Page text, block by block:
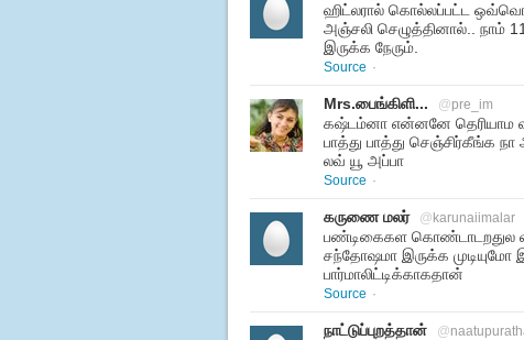
ஹிட்லரால் கொல்லப்பட்ட
அஞ்சலி செழுத்தினால்..
இருக்க நேரும்.
Source ·
Mrs.பைங்கிளி... @pre_im
கஷ்டம்னா என்னனே தெரியாம
பாத்து பாத்து செஞ்சிர்கீங்க
லவ் யூ அப்பா
Source ·
கருணை மலர் @ karunaiimalar
பண்டிகைகள கொண்டாடறதுல
சந்தோஷமா இருக்க முடியுமோ
பார்மாலிட்டிக்காகதான்
Source ·
நாட்டுப்புறத்தான் @